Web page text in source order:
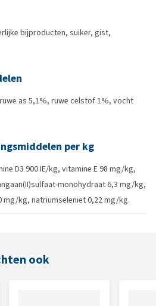
bijproducten, suiker, gist,
as 5,1%, ruwe celstof 1%, vocht
per kg
D3 900 IE/kg, vitamine E 98 mg/kg,
monohydraat 6,3 mg/kg,
mg/kg, natriumseleniet 0,22 mg/kg.
ook